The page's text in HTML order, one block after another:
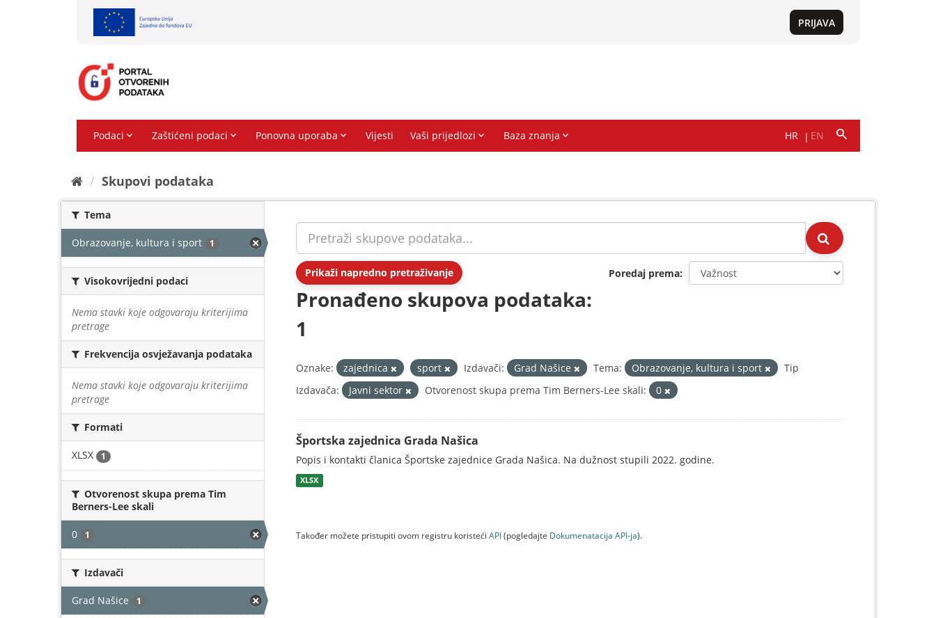
Skupovi podаtаkа
Tema
Obrazovanje, kultura i sport 1
Visokovrijedni podaci
Nema stavki koje odgovaraju kriterijima
pretrage
Frekvencija osvježavanja podataka
Nema stavki koje odgovaraju kriterijima
pretrage
Formati
XLSX 1
Otvorenost skupa prema Tim
Berners-Lee skali
0 1
Izdavači
Grad Našice 1
Prikaži napredno pretraživanje Poredaj prema
Pronađeno skupova podataka:
1
Oznake: zajednica sport Izdavači: Grad Našice Tema: Obrazovanje, kultura i sport
Tip
Izdavača:
Javni sektor Otvorenost skupa prema Tim Berners-Lee skali: 0
Športska zajednica Grada Našica
Popis i kontakti članica Športske zajednice Grada Našica. Na dužnost stupili 2022. godine.
XLSX
Također možete pristupiti ovom registru koristeći API(pogledajte Dokumenаtаcijа API-jа).